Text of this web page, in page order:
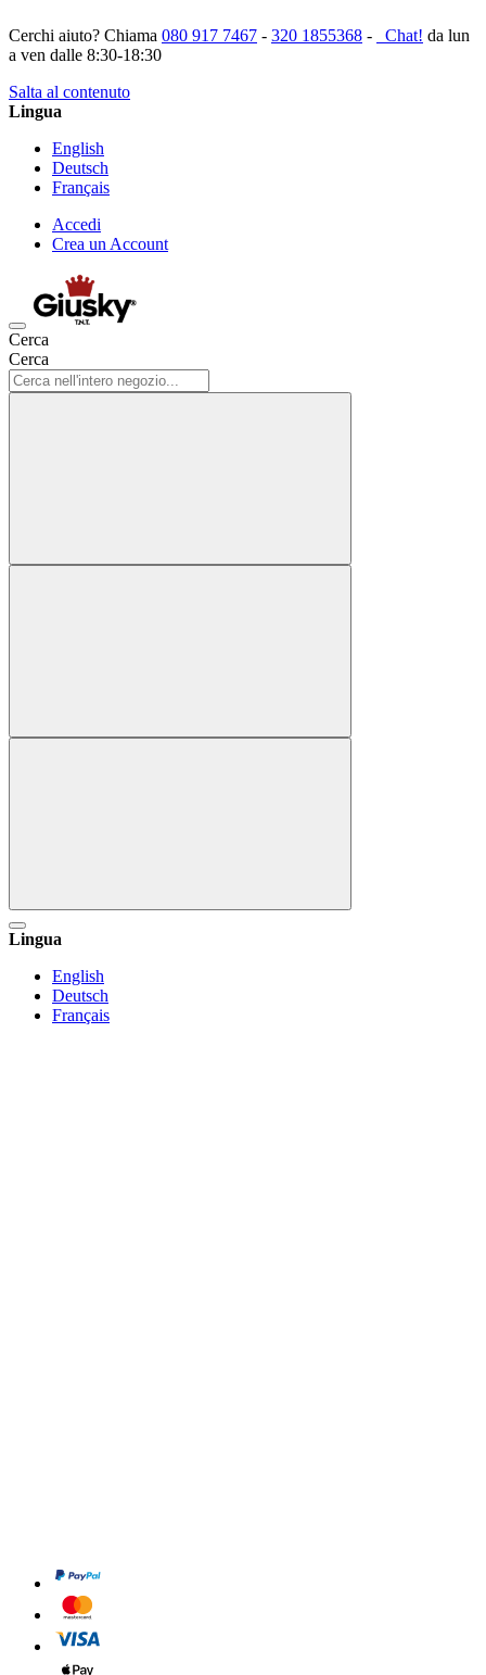
Cerchi aiuto? Chiama 080 917 7467 - 320 1855368 - Chat! da lun
a ven dalle 8:30-18:30
Salta al contenuto
Lingua
English
Deutsch
Français
Accedi
Crea un Account
Cerca
Cerca
Lingua
English
Deutsch
Français